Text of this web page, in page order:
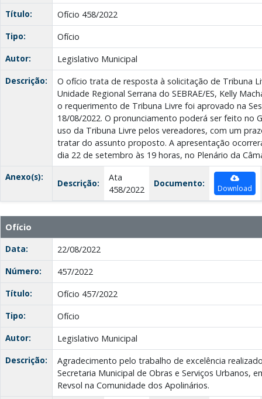
Título:
Ofício 458/2022
Tipo:
Ofício
Autor:
Legislativo Municipal
Descrição:
O ofício trata de resposta à solicitação de Tribuna
Unidade Regional Serrana do SEBRAE/ES, Kelly
o requerimento de Tribuna Livre foi aprovado na
18/08/2022. O pronunciamento poderá ser feito no
uso da Tribuna Livre pelos vereadores, com um
tratar do assunto proposto. A apresentação
dia 22 de setembro às 19 horas, no Plenário da
Anexo(s):
Descrição:
Ata
458/2022
Documento: Download
Ofício
Data:
22/08/2022
Número:
457/2022
Título:
Ofício 457/2022
Tipo:
Ofício
Autor:
Legislativo Municipal
Descrição:
Agradecimento pelo trabalho de excelência
Secretaria Municipal de Obras e Serviços Urbanos,
Revsol na Comunidade dos Apolinários.